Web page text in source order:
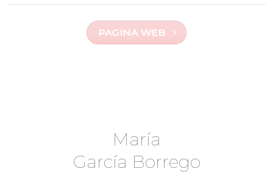
PAGINA WEB
María
García Borrego